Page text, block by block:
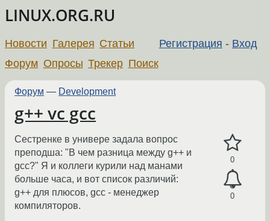
LINUX.ORG.RU
Регистрация - Вход
Новости Галерея Статьи
Форум Опросы Трекер Поиск
Форум — Development
g++ vc gcc
0
0
Сестренке в универе задала вопрос
преподша: "В чем разница между g++ и
gcc?" Я и коллеги курили над манами
больше часа, и вот список различий:
g++ для плюсов, gcc - менеджер
компиляторов.